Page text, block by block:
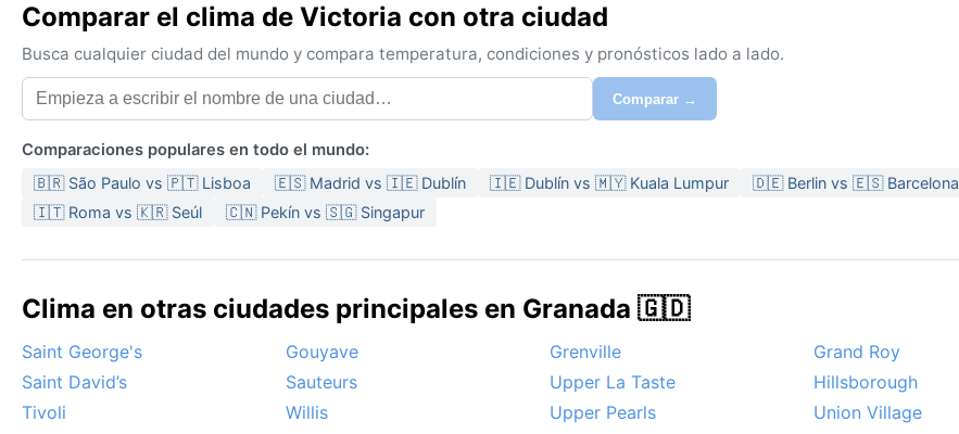
Comparar el clima de Victoria con otra ciudad
Busca cualquier ciudad del mundo y compara temperatura, condiciones y pronósticos lado a lado.
Comparar →
Comparaciones populares en todo el mundo:
🇧🇷 São Paulo vs 🇵🇹 Lisboa 🇪🇸 Madrid vs 🇮🇪 Dublín 🇮🇪 Dublín vs 🇲🇾 Kuala Lumpur
🇩🇪 Berlin vs 🇪🇸 Barcelona
🇮🇹 Roma vs 🇰🇷 Seúl
🇨🇳 Pekín vs 🇸🇬 Singapur
Clima en otras ciudades principales en Granada 🇬🇩
Saint George's Gouyave Grenville
Grand Roy
Saint David’s
Sauteurs Upper La Taste
Hillsborough
Tivoli
Willis Upper Pearls
Union Village